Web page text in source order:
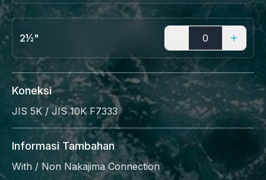
2½"
Koneksi
JIS 5K / JIS 10K F7333
Informasi Tambahan
With / Non Nakajima Connection